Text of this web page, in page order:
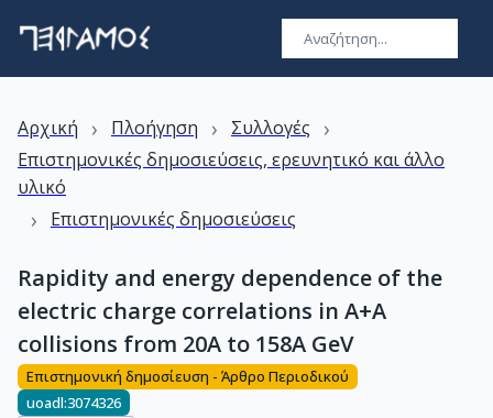
Αρχική › Πλοήγηση › Συλλογές ›
Επιστημονικές δημοσιεύσεις, ερευνητικό και άλλο
υλικό
› Επιστημονικές δημοσιεύσεις
Rapidity and energy dependence of the
electric charge correlations in A+A
collisions from 20A to 158A GeV
Επιστημονική δημοσίευση - Άρθρο Περιοδικού
uoadl:3074326